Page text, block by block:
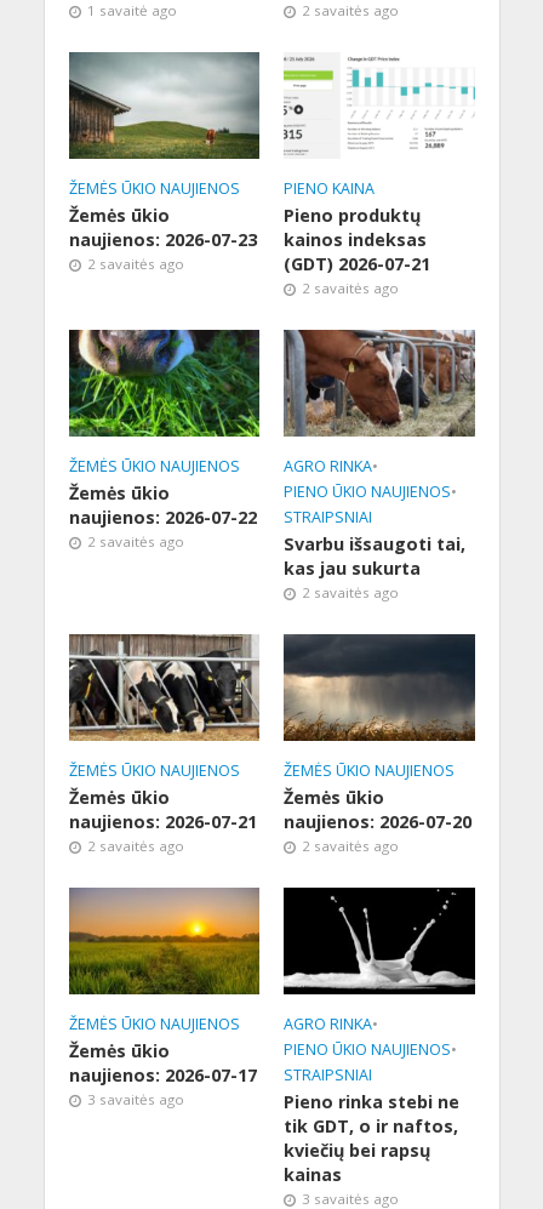
1 savaitė ago 2 savaitės ago
ŽEMĖS ŪKIO NAUJIENOS
Žemės ūkio
naujienos: 2026-07-23
2 savaitės ago
PIENO KAINA
Pieno produktų
kainos indeksas
(GDT) 2026-07-21
2 savaitės ago
ŽEMĖS ŪKIO NAUJIENOS
Žemės ūkio
naujienos: 2026-07-22
2 savaitės ago
AGRO RINKA•
PIENO ŪKIO NAUJIENOS•
STRAIPSNIAI
Svarbu išsaugoti tai,
kas jau sukurta
2 savaitės ago
ŽEMĖS ŪKIO NAUJIENOS
Žemės ūkio
naujienos: 2026-07-21
2 savaitės ago
ŽEMĖS ŪKIO NAUJIENOS
Žemės ūkio
naujienos: 2026-07-20
2 savaitės ago
ŽEMĖS ŪKIO NAUJIENOS
Žemės ūkio
naujienos: 2026-07-17
3 savaitės ago
AGRO RINKA•
PIENO ŪKIO NAUJIENOS•
STRAIPSNIAI
Pieno rinka stebi ne
tik GDT, o ir naftos,
kviečių bei rapsų
kainas
3 savaitės ago